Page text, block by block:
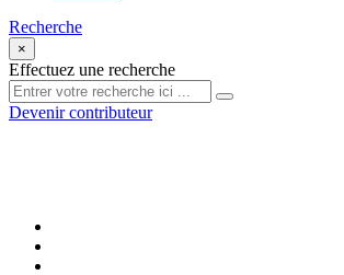
Recherche
×
Effectuez une recherche
Devenir contributeur